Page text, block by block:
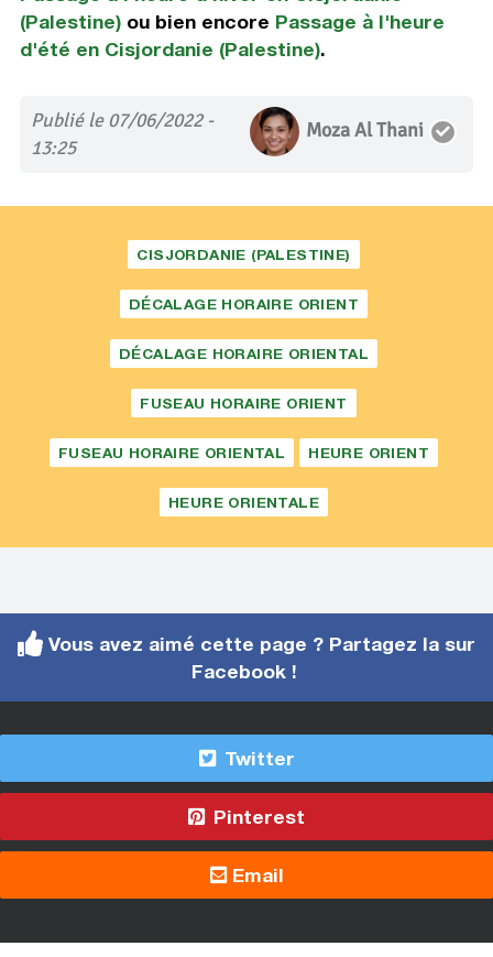
(Palestine)ou bien encore Passage à l'heure
d'été en Cisjordanie (Palestine).
Publié le 07/06/2022 -
13:25
Moza Al Thani
CISJORDANIE (PALESTINE)
DÉCALAGE HORAIRE ORIENT
DÉCALAGE HORAIRE ORIENTAL
FUSEAU HORAIRE ORIENT
FUSEAU HORAIRE ORIENTAL HEURE ORIENT
HEURE ORIENTALE
Vous avez aimé cette page ? Partagez la sur
Facebook !
Twitter
Pinterest
Email